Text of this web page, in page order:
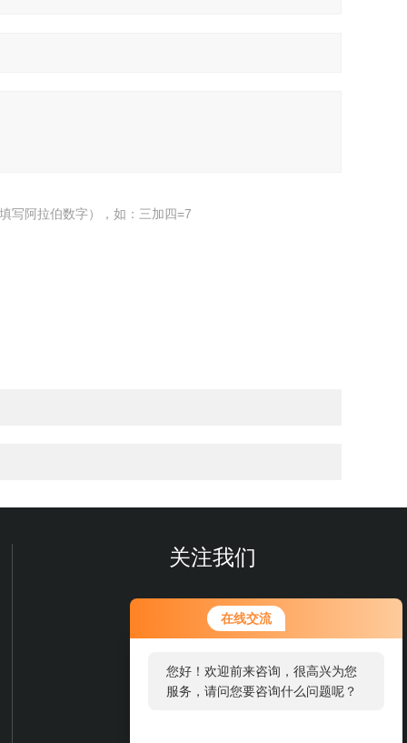
在线交流
您好！欢迎前来咨询，很高兴为您
服务，请问您要咨询什么问题呢？
写阿拉伯数字），如：三加四=7
关注我们